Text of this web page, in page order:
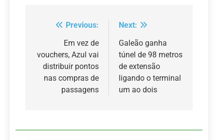
Navegação
Post
Previous:
Em vez de
vouchers, Azul vai
distribuir pontos
nas compras de
passagens
Next:
Galeão ganha
túnel de 98 metros
de extensão
ligando o terminal
um ao dois